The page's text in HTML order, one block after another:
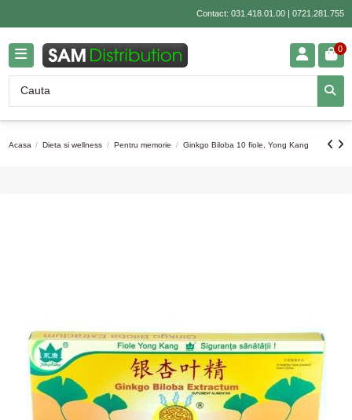
Contact: 031.418.01.00| 0721.281.755
0
Acasa Dieta si wellness Pentru memorie Ginkgo Biloba 10 fiole, Yong Kang